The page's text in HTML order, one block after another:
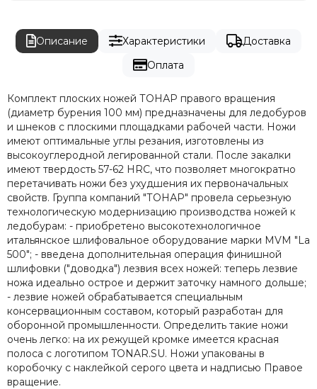
Описание Характеристики
Доставка
Оплата
Комплект плоских ножей ТОНАР правого вращения
(диаметр бурения 100 мм) предназначены для ледобуров
и шнеков с плоскими площадками рабочей части. Ножи
имеют оптимальные углы резания, изготовлены из
высокоуглеродной легированной стали. После закалки
имеют твердость 57-62 HRC, что позволяет многократно
перетачивать ножи без ухудшения их первоначальных
свойств. Группа компаний "ТОНАР" провела серьезную
технологическую модернизацию производства ножей к
ледобурам: - приобретено высокотехнологичное
итальянское шлифовальное оборудование марки MVM "La
500"; - введена дополнительная операция финишной
шлифовки ("доводка") лезвия всех ножей: теперь лезвие
ножа идеально острое и держит заточку намного дольше;
- лезвие ножей обрабатывается специальным
консервационным составом, который разработан для
оборонной промышленности. Определить такие ножи
очень легко: на их режущей кромке имеется красная
полоса с логотипом TONAR.SU. Ножи упакованы в
коробочку с наклейкой серого цвета и надписью Правое
вращение.